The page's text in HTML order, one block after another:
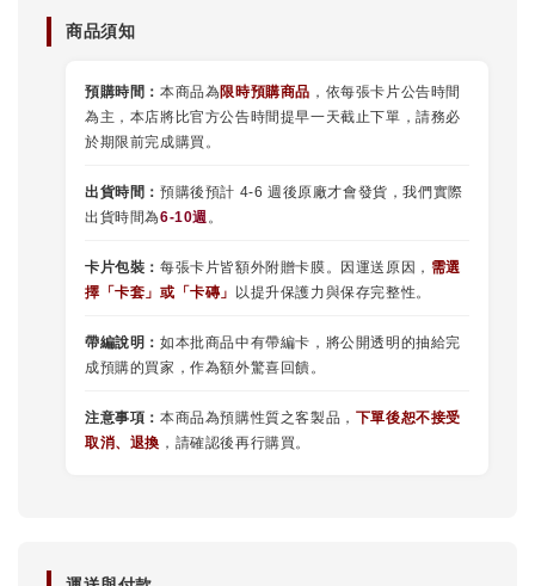
商品須知
預購時間： 本商品為限時預購商品 ，依每張卡片公告時間
為主，本店將比官方公告時間提早一天截止下單，請務必
於期限前完成購買。
出貨時間： 預購後預計 4-6 週後原廠才會發貨，我們實際
出貨時間為6-10週。
卡片包裝： 每張卡片皆額外附贈卡膜。因運送原因， 需選
擇 「卡套 」或 「卡磚」 以提升保護力與保存完整性。
帶編說明： 如本批商品中有帶編卡，將公開透明的抽給完
成預購的買家，作為額外驚喜回饋。
注意事項： 本商品為預購性質之客製品， 下單後恕不接受
取消、退換 ，請確認後再行購買。